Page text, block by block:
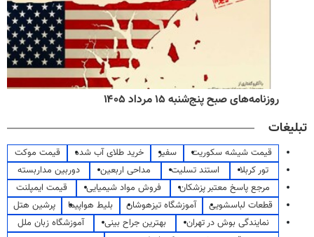
روزنامه‌های صبح پنج‌شنبه ۱۵ مرداد ۱۴۰۵
تبلیغات
قیمت شیشه سکوریت سفیر خرید طلای آب شده
قیمت موکت
تور کربلا
استند تسلیت مداحی اربعین
دوربین مداربسته
مرجع پاسخ معتبر پزشکان
فروش مواد شیمیایی
قیمت ایمپلنت
قطعات لباسشویی
آموزشگاه تیزهوشان بلیط هواپیما
پرشین هتل
نمایندگی بوش در تهران
بهترین جراح بینی
آموزشگاه زبان ملل